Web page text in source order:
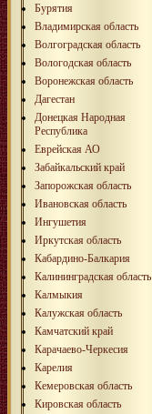
Бурятия
Владимирская область
Волгоградская область
Вологодская область
Воронежская область
Дагестан
Донецкая Народная
Республика
Еврейская АО
Забайкальский край
Запорожская область
Ивановская область
Ингушетия
Иркутская область
Кабардино-Балкария
Калининградская область
Калмыкия
Калужская область
Камчатский край
Карачаево-Черкесия
Карелия
Кемеровская область
Кировская область